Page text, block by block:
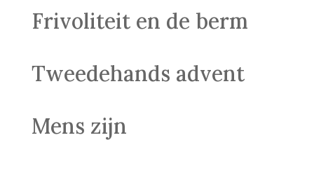
Frivoliteit en de berm
Tweedehands advent
Mens zijn